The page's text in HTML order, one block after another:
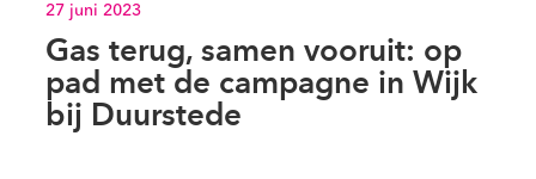
27 juni 2023
Gas terug, samen vooruit: op
pad met de campagne in Wijk
bij Duurstede